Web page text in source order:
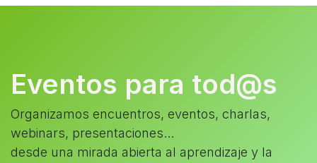
Eventos para tod@s
Organizamos encuentros, eventos, charlas,
webinars, presentaciones...
desde una mirada abierta al aprendizaje y la